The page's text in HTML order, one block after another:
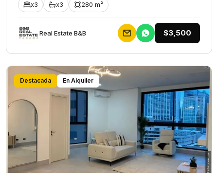
x3 x3 280 m²
Rеаl Еstаtе В&В $3,500
Destacada En Alquiler